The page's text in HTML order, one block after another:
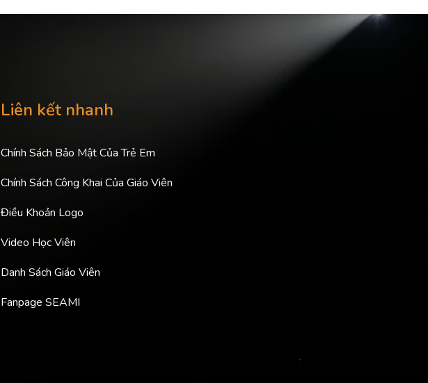
Liên kết nhanh
Chính Sách Bảo Mật Của Trẻ Em
Chính Sách Công Khai Của Giáo Viên
Điều Khoản Logo
Video Học Viên
Danh Sách Giáo Viên
Fanpage SEAMI